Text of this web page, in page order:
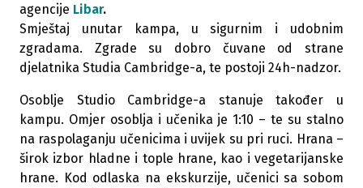
agencije Libar.
Smještaj unutar kampa, u sigurnim i udobnim
zgradama. Zgrade su dobro čuvane od strane
djelatnika Studia Cambridge-a, te postoji 24h-nadzor.
Osoblje Studio Cambridge-a stanuje također u
kampu. Omjer osoblja i učenika je 1:10 – te su stalno
na raspolaganju učenicima i uvijek su pri ruci. Hrana –
širok izbor hladne i tople hrane, kao i vegetarijanske
hrane. Kod odlaska na ekskurzije, učenici sa sobom